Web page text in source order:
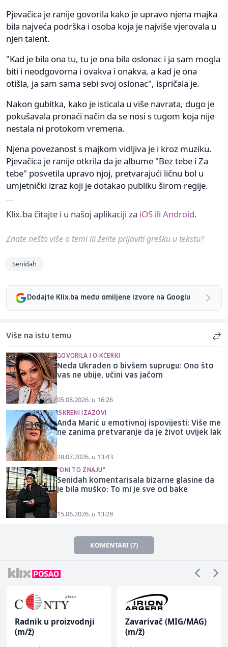
Pjevačica je ranije govorila kako je upravo njena majka
bila najveća podrška i osoba koja je najviše vjerovala u
njen talent.
"Kad je bila ona tu, tu je ona bila oslonac i ja sam mogla
biti i neodgovorna i ovakva i onakva, a kad je ona
otišla, ja sam sama sebi svoj oslonac", ispričala je.
Nakon gubitka, kako je isticala u više navrata, dugo je
pokušavala pronaći način da se nosi s tugom koja nije
nestala ni protokom vremena.
Njena povezanost s majkom vidljiva je i kroz muziku.
Pjevačica je ranije otkrila da je albume "Bez tebe i Za
tebe" posvetila upravo njoj, pretvarajući ličnu bol u
umjetnički izraz koji je dotakao publiku širom regije.
Klix.ba čitajte i u našoj aplikaciji za iOS ili Android.
Znate nešto više o temi ili želite prijaviti grešku u tekstu?
Senidah
Dodajte Klix.ba među omiljene izvore na Googlu
Više na istu temu
GOVORILA I O KĆERKI
Neda Ukraden o bivšem suprugu: Ono što
vas ne ubije, učini vas jačom
05.08.2026. u 16:26
ISKRENI IZAZOVI
Anđa Marić u emotivnoj ispovijesti: Više me
ne zanima pretvaranje da je život uvijek lak
28.07.2026. u 13:43
"ONI TO ZNAJU"
Senidah komentarisala bizarne glasine da
je bila muško: To mi je sve od bake
15.06.2026. u 13:28
KOMENTARI (7)
Radnik u proizvodnji
(m/ž)
Zavarivač (MIG/MAG)
(m/ž)